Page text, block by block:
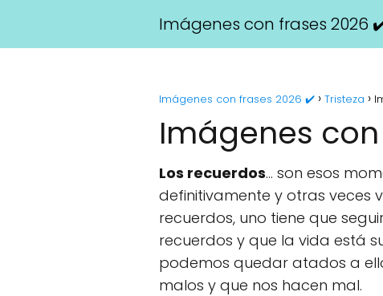
Imágenes con frases 2026
Imágenes con frases 2026 ✔️ Tristeza
Imágenes
Los recuerdos... son esos
definitivamente y otras veces
recuerdos, uno tiene que
recuerdos y que la vida está
podemos quedar atados a
malos y que nos hacen mal.